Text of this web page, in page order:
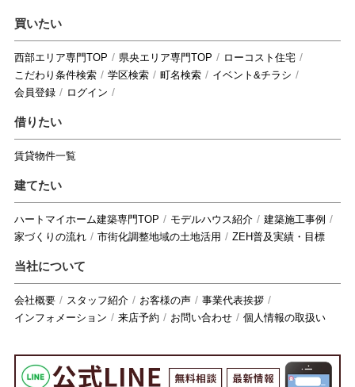
買いたい
西部エリア専門TOP 県央エリア専門TOP
ローコスト住宅
こだわり条件検索
学区検索 町名検索
イベント&チラシ
会員登録
ログイン
借りたい
賃貸物件一覧
建てたい
ハートマイホーム建築専門TOP モデルハウス紹介
建築施工事例
家づくりの流れ
市街化調整地域の土地活用 ZEH普及実績・目標
当社について
会社概要 スタッフ紹介 お客様の声
事業代表挨拶
インフォメーション
来店予約 お問い合わせ 個人情報の取扱い